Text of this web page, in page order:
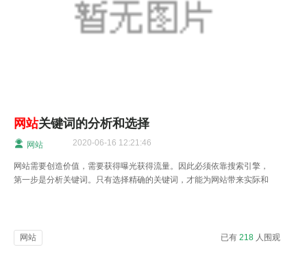
网站关键词的分析和选择
网站 2020-06-16 12:21:46
网站需要创造价值，需要获得曝光获得流量。因此必须依靠搜索引擎，
第一步是分析关键词。只有选择精确的关键词，才能为网站带来实际和
网站 已有218 人围观